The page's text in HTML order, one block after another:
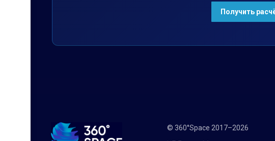
© 360°Space 2017–2026